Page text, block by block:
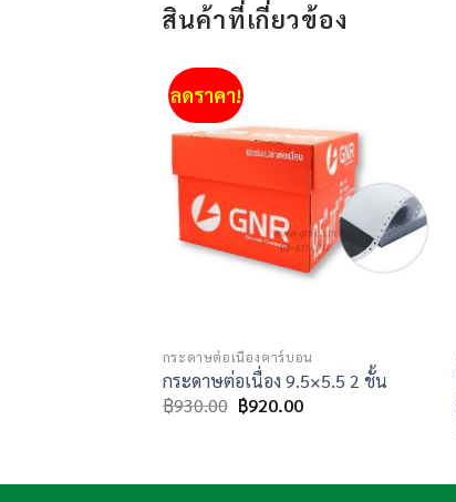
สินค้าที่เกี่ยวข้อง
ลดราคา!
wishlist
กระดาษต่อเนื่องคาร์บอน
กระดาษต่อเนื่อง 9.5×5.5 2 ชั้น
฿930.00 Original
price
฿920.00Current